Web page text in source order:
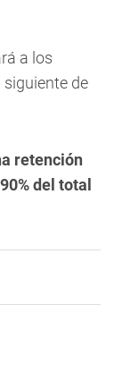
a los
de
retención
del total